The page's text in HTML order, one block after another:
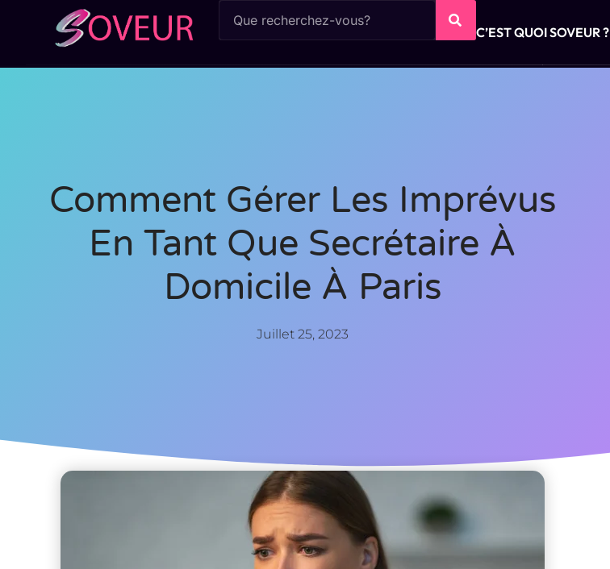
C’EST QUOI SOVEUR ?
Comment Gérer Les Imprévus
En Tant Que Secrétaire À
Domicile À Paris
Juillet 25, 2023